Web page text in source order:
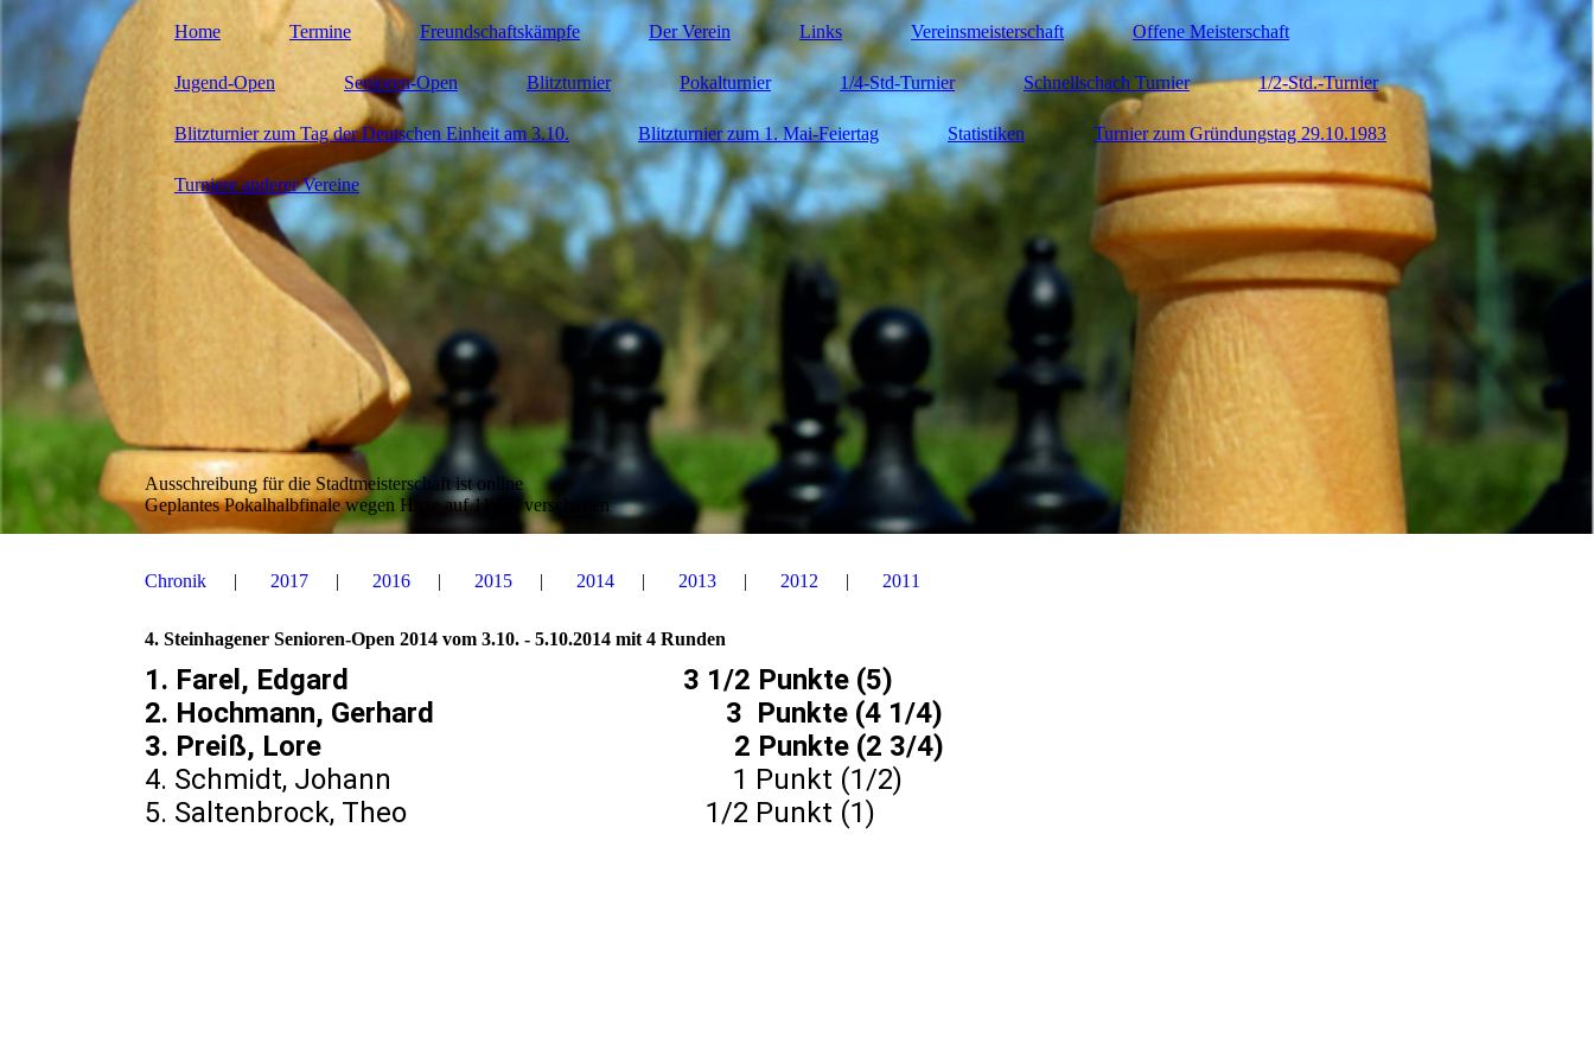
Home Termine Freundschaftskämpfe Der Verein Links Vereinsmeisterschaft Offene Meisterschaft
Jugend-Open Senioren-Open Blitzturnier Pokalturnier 1/4-Std-Turnier Schnellschach Turnier 1/2-Std.-Turnier
Blitzturnier zum Tag der Deutschen Einheit am 3.10. Blitzturnier zum 1. Mai-Feiertag Statistiken Turnier zum Gründungstag 29.10.1983
Turniere anderer Vereine
Ausschreibung für die Stadtmeisterschaft ist online
Geplantes Pokalhalbfinale wegen Hitze auf 11.07. verschoben
Chronik 2017 2016 2015 2014 2013 2012 2011
4. Steinhagener Senioren-Open 2014 vom 3.10. - 5.10.2014 mit 4 Runden
1. Farel, Edgard 3 1/2 Punkte (5)
2. Hochmann, Gerhard 3 Punkte (4 1/4)
3. Preiß, Lore 2 Punkte (2 3/4)
4. Schmidt, Johann 1 Punkt (1/2)
5. Saltenbrock, Theo 1/2 Punkt (1)